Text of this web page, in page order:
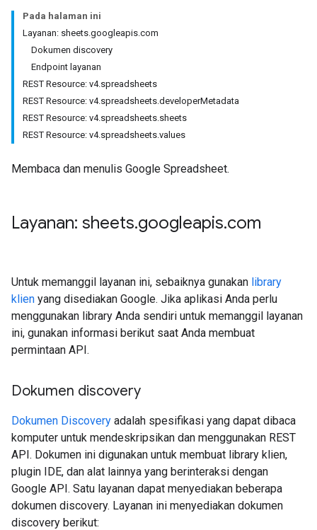
Pada halaman ini
Layanan: sheets.googleapis.com
Dokumen discovery
Endpoint layanan
REST Resource: v4.spreadsheets
REST Resource: v4.spreadsheets.developerMetadata
REST Resource: v4.spreadsheets.sheets
REST Resource: v4.spreadsheets.values
Membaca dan menulis Google Spreadsheet.
Layanan: sheets.googleapis.com
Untuk memanggil layanan ini, sebaiknya gunakan library
klien yang disediakan Google. Jika aplikasi Anda perlu
menggunakan library Anda sendiri untuk memanggil layanan
ini, gunakan informasi berikut saat Anda membuat
permintaan API.
Dokumen discovery
Dokumen Discovery adalah spesifikasi yang dapat dibaca
komputer untuk mendeskripsikan dan menggunakan REST
API. Dokumen ini digunakan untuk membuat library klien,
plugin IDE, dan alat lainnya yang berinteraksi dengan
Google API. Satu layanan dapat menyediakan beberapa
dokumen discovery. Layanan ini menyediakan dokumen
discovery berikut: